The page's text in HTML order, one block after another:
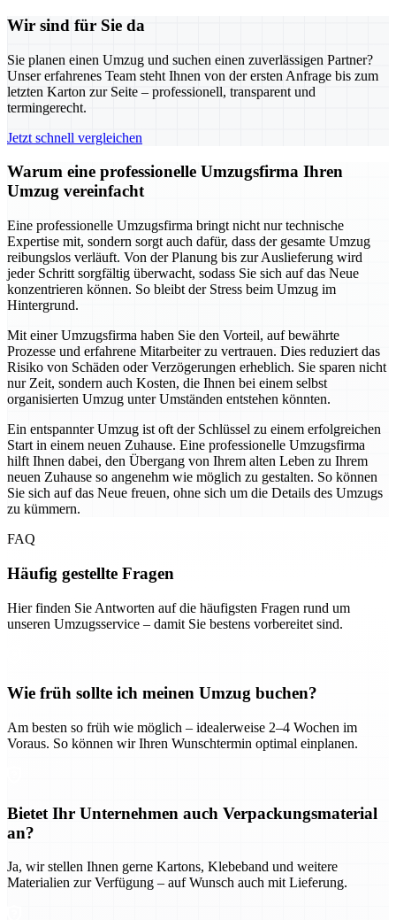
Wir sind für Sie da
Sie planen einen Umzug und suchen einen zuverlässigen Partner?
Unser erfahrenes Team steht Ihnen von der ersten Anfrage bis zum
letzten Karton zur Seite – professionell, transparent und
termingerecht.
Jetzt schnell vergleichen
Warum eine professionelle Umzugsfirma Ihren
Umzug vereinfacht
Eine professionelle Umzugsfirma bringt nicht nur technische
Expertise mit, sondern sorgt auch dafür, dass der gesamte Umzug
reibungslos verläuft. Von der Planung bis zur Auslieferung wird
jeder Schritt sorgfältig überwacht, sodass Sie sich auf das Neue
konzentrieren können. So bleibt der Stress beim Umzug im
Hintergrund.
Mit einer Umzugsfirma haben Sie den Vorteil, auf bewährte
Prozesse und erfahrene Mitarbeiter zu vertrauen. Dies reduziert das
Risiko von Schäden oder Verzögerungen erheblich. Sie sparen nicht
nur Zeit, sondern auch Kosten, die Ihnen bei einem selbst
organisierten Umzug unter Umständen entstehen könnten.
Ein entspannter Umzug ist oft der Schlüssel zu einem erfolgreichen
Start in einem neuen Zuhause. Eine professionelle Umzugsfirma
hilft Ihnen dabei, den Übergang von Ihrem alten Leben zu Ihrem
neuen Zuhause so angenehm wie möglich zu gestalten. So können
Sie sich auf das Neue freuen, ohne sich um die Details des Umzugs
zu kümmern.
FAQ
Häufig gestellte Fragen
Hier finden Sie Antworten auf die häufigsten Fragen rund um
unseren Umzugsservice – damit Sie bestens vorbereitet sind.
Wie früh sollte ich meinen Umzug buchen?
Am besten so früh wie möglich – idealerweise 2–4 Wochen im
Voraus. So können wir Ihren Wunschtermin optimal einplanen.
Bietet Ihr Unternehmen auch Verpackungsmaterial
an?
Ja, wir stellen Ihnen gerne Kartons, Klebeband und weitere
Materialien zur Verfügung – auf Wunsch auch mit Lieferung.